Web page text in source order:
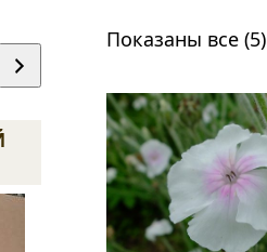
Показаны все (5)